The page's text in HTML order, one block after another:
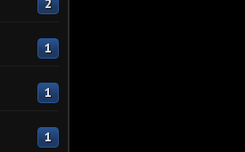
2
1
1
1